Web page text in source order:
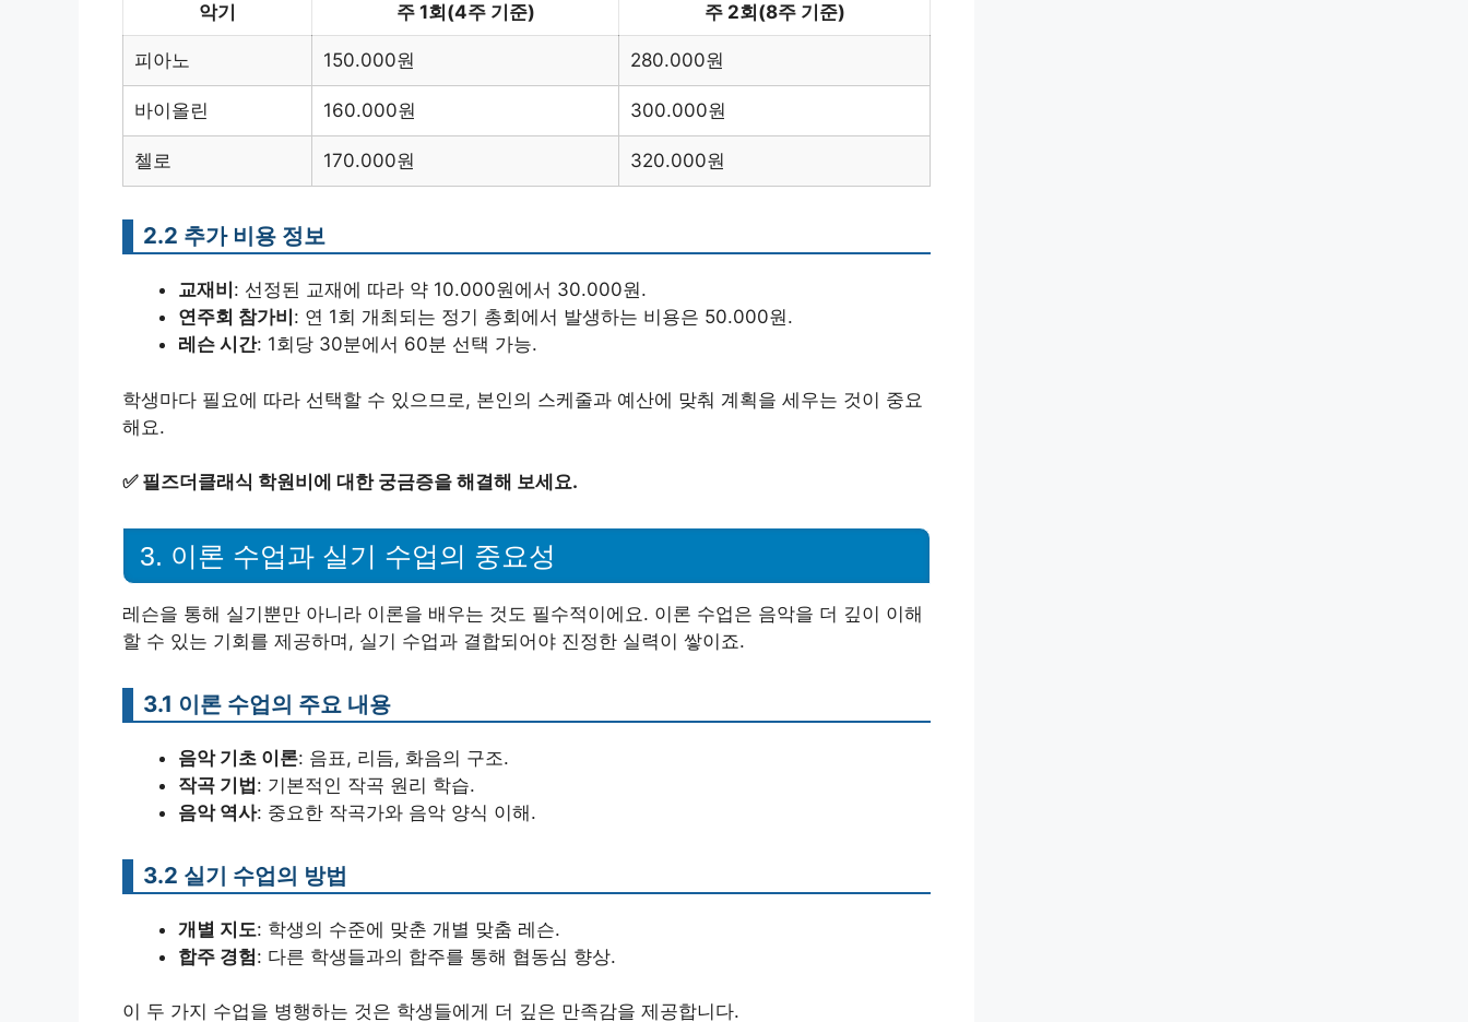
악기 주 1회(4주 기준) 주 2회(8주 기준)
피아노 150.000원 280.000원
바이올린 160.000원 300.000원
첼로 170.000원 320.000원
2.2 추가 비용 정보
교재비 : 선정된 교재에 따라 약 10.000원에서 30.000원.
연주회 참가비 : 연 1회 개최되는 정기 총회에서 발생하는 비용은 50.000원.
레슨 시간: 1회당 30분에서 60분 선택 가능.
학생마다 필요에 따라 선택할 수 있으므로, 본인의 스케줄과 예산에 맞춰 계획을 세우는 것이 중요
해요.
✅ 필즈더클래식 학원비에 대한 궁금증을 해결해 보세요.
3. 이론 수업과 실기 수업의 중요성
레슨을 통해 실기뿐만 아니라 이론을 배우는 것도 필수적이에요. 이론 수업은 음악을 더 깊이 이해
할 수 있는 기회를 제공하며, 실기 수업과 결합되어야 진정한 실력이 쌓이죠.
3.1 이론 수업의 주요 내용
음악 기초 이론: 음표, 리듬, 화음의 구조.
작곡 기법: 기본적인 작곡 원리 학습.
음악 역사: 중요한 작곡가와 음악 양식 이해.
3.2 실기 수업의 방법
개별 지도: 학생의 수준에 맞춘 개별 맞춤 레슨.
합주 경험: 다른 학생들과의 합주를 통해 협동심 향상.
이 두 가지 수업을 병행하는 것은 학생들에게 더 깊은 만족감을 제공합니다.